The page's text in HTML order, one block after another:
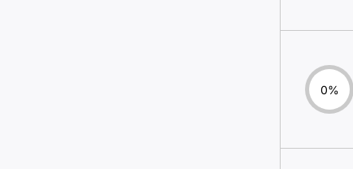
0%